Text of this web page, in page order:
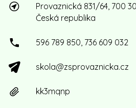
Provaznická 831/64, 700
Česká republika
596 789 850, 736 609 032
skola@zsprovaznicka.cz
kk3mqnp